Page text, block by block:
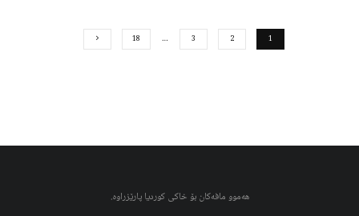
1
2
3
…
18
هەموو مافەکان بۆ خاکی کوردیا پارێزراوە.